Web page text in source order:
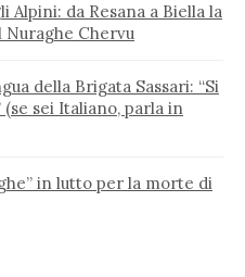
Alpini: da Resana a Biella la
Nuraghe Chervu
della Brigata Sassari: “Si
(se sei Italiano, parla in
in lutto per la morte di